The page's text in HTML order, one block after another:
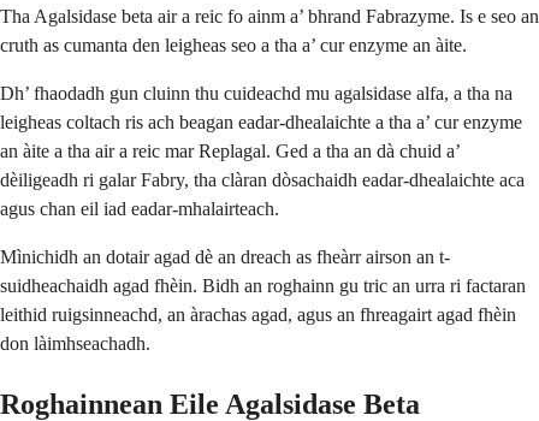
Tha Agalsidase beta air a reic fo ainm a’ bhrand Fabrazyme. Is e seo an
cruth as cumanta den leigheas seo a tha a’ cur enzyme an àite.
Dh’ fhaodadh gun cluinn thu cuideachd mu agalsidase alfa, a tha na
leigheas coltach ris ach beagan eadar-dhealaichte a tha a’ cur enzyme
an àite a tha air a reic mar Replagal. Ged a tha an dà chuid a’
dèiligeadh ri galar Fabry, tha clàran dòsachaidh eadar-dhealaichte aca
agus chan eil iad eadar-mhalairteach.
Mìnichidh an dotair agad dè an dreach as fheàrr airson an t-
suidheachaidh agad fhèin. Bidh an roghainn gu tric an urra ri factaran
leithid ruigsinneachd, an àrachas agad, agus an fhreagairt agad fhèin
don làimhseachadh.
Roghainnean Eile Agalsidase Beta